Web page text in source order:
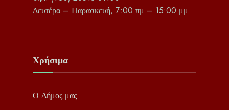
Δευτέρα – Παρασκευή, 7:00 πμ – 15:00 μμ
Χρήσιμα
Ο Δήμος μας